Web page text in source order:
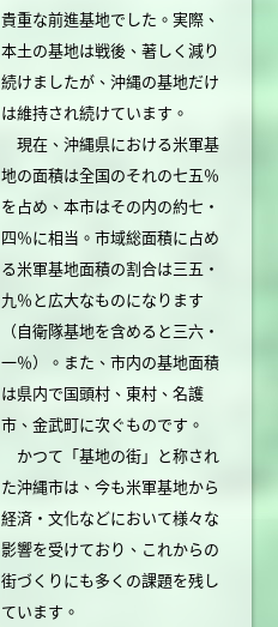
貴重な前進基地でした。実際、
本土の基地は戦後、著しく減り
続けましたが、沖縄の基地だけ
は維持され続けています。
現在、沖縄県における米軍基
地の面積は全国のそれの七五％
を占め、本市はその内の約七・
四％に相当。市域総面積に占め
る米軍基地面積の割合は三五・
九％と広大なものになります
（自衛隊基地を含めると三六・
一％）。また、市内の基地面積
は県内で国頭村、東村、名護
市、金武町に次ぐものです。
かつて「基地の街」と称され
た沖縄市は、今も米軍基地から
経済・文化などにおいて様々な
影響を受けており、これからの
街づくりにも多くの課題を残し
ています。